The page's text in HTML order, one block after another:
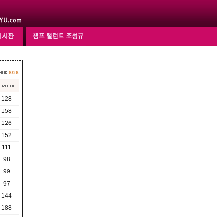
8/26
128
158
126
152
111
98
99
97
144
188